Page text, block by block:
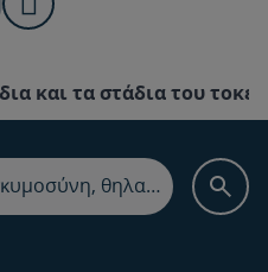
και τα στάδια του